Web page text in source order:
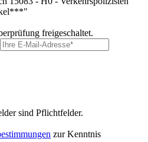
freigeschaltet.
sind Pflichtfelder.
zur Kenntnis